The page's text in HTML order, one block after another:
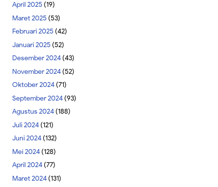
April 2025 (19)
Maret 2025 (53)
Februari 2025 (42)
Januari 2025 (52)
Desember 2024(43)
November 2024(52)
Oktober 2024(71)
September 2024(93)
Agustus 2024(188)
Juli 2024(121)
Juni 2024(132)
Mei 2024(128)
April 2024(77)
Maret 2024(131)